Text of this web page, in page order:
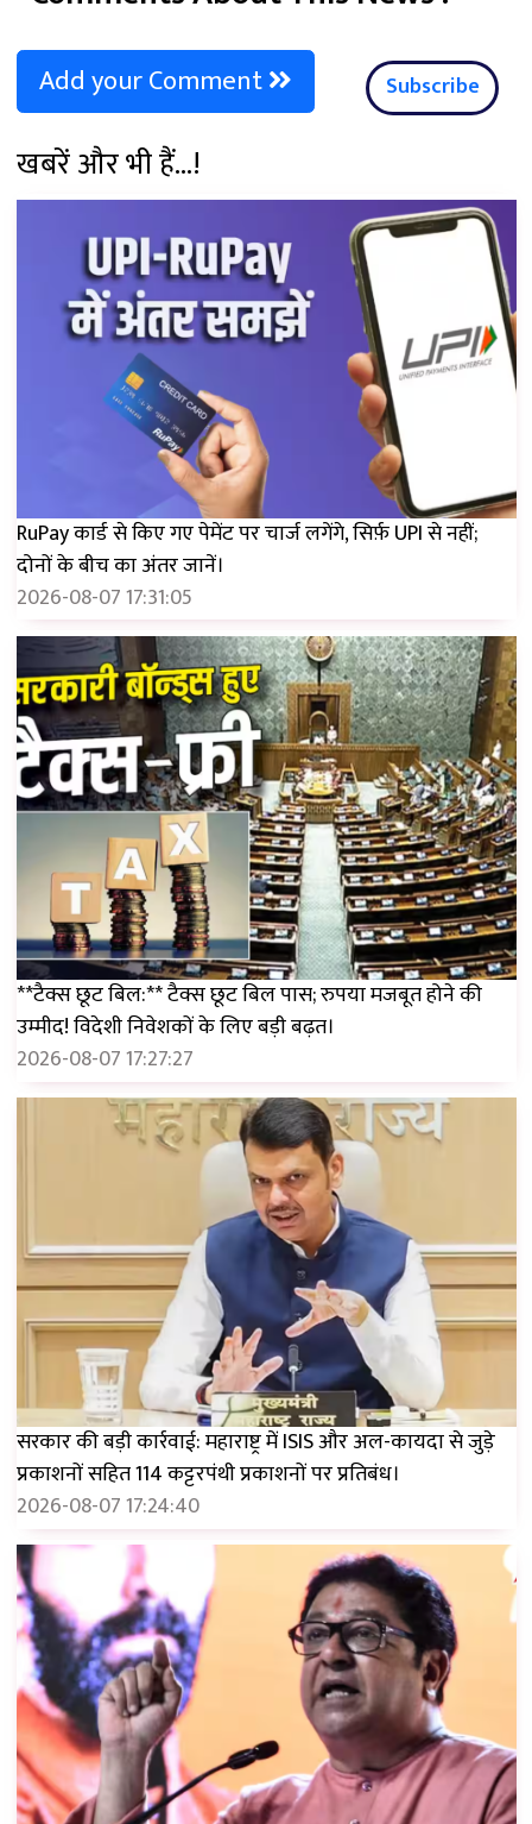
Add your Comment Subscribe
खबरें और भी हैं...!
RuPay कार्ड से किए गए पेमेंट पर चार्ज लगेंगे, सिर्फ़ UPI से नहीं;
दोनों के बीच का अंतर जानें।
2026-08-07 17:31:05
**टैक्स छूट बिल:** टैक्स छूट बिल पास; रुपया मजबूत होने की
उम्मीद! विदेशी निवेशकों के लिए बड़ी बढ़त।
2026-08-07 17:27:27
सरकार की बड़ी कार्रवाई: महाराष्ट्र में ISIS और अल-कायदा से जुड़े
प्रकाशनों सहित 114 कट्टरपंथी प्रकाशनों पर प्रतिबंध।
2026-08-07 17:24:40